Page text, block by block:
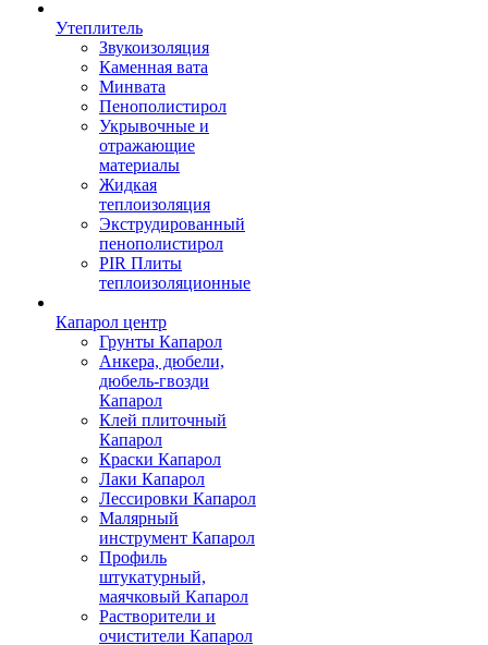
Утеплитель
Звукоизоляция
Каменная вата
Минвата
Пенополистирол
Укрывочные и
отражающие
материалы
Жидкая
теплоизоляция
Экструдированный
пенополистирол
PIR Плиты
теплоизоляционные
Капарол центр
Грунты Капарол
Анкера, дюбели,
дюбель-гвозди
Капарол
Клей плиточный
Капарол
Краски Капарол
Лаки Капарол
Лессировки Капарол
Малярный
инструмент Капарол
Профиль
штукатурный,
маячковый Капарол
Растворители и
очистители Капарол